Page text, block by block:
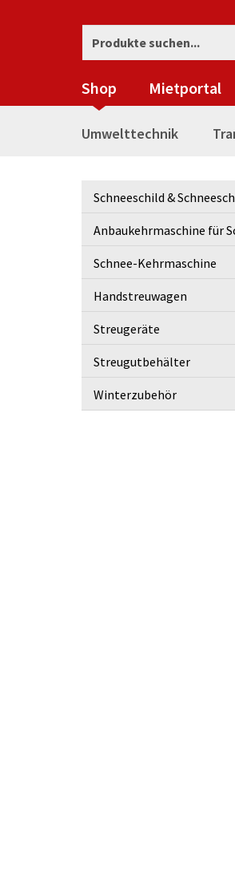
Shop Mietportal
Umwelttechnik
Schneeschild &
Anbaukehrmaschine für
Schnee-Kehrmaschine
Handstreuwagen
Streugeräte
Streugutbehälter
Winterzubehör